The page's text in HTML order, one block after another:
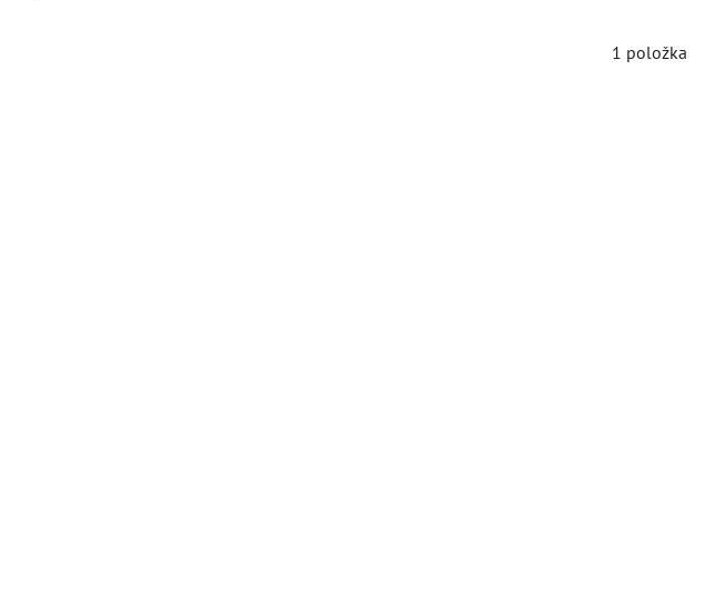
1 položka